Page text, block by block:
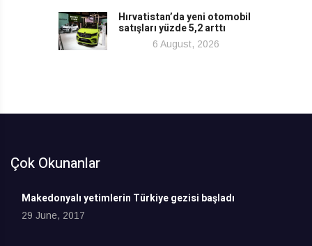
Hırvatistan’da yeni otomobil
satışları yüzde 5,2 arttı
6 August, 2026
Çok Okunanlar
Makedonyalı yetimlerin Türkiye gezisi başladı
29 June, 2017